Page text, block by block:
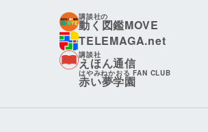
講談社の
動く図鑑MOVE
TELEMAGA.net
講談社
えほん通信
はやみねかおる FAN CLUB
赤い夢学園